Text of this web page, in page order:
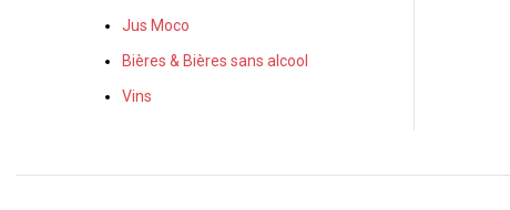
Jus Moco
Bières & Bières sans alcool
Vins